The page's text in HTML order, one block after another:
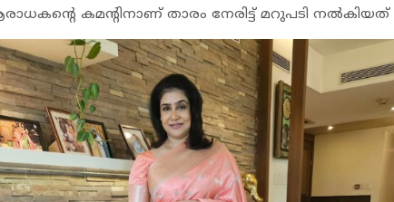
കമന്റിനാണ് താരം നേരിട്ട് മറുപടി നൽകിയത്